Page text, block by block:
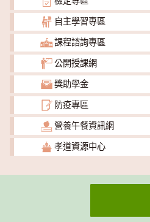
自主學習專區
課程諮詢專區
公開授課網
獎助學金
防疫專區
營養午餐資訊網
孝道資源中心